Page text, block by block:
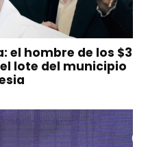
el hombre de los $3
lote del municipio